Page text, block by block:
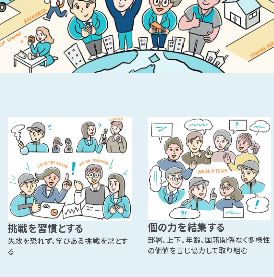
挑戦を習慣とする
失敗を恐れず、学びある挑戦を常とす
る
個の力を結集する
部署、上下、年齢、国籍関係なく多様性
の価値を言じ協力して取り組む